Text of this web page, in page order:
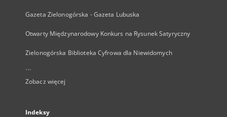
Gazeta Zielonogórska - Gazeta Lubuska
Otwarty Międzynarodowy Konkurs na Rysunek Satyryczny
Zielonogórska Biblioteka Cyfrowa dla Niewidomych
...
Zobacz więcej
Indeksy